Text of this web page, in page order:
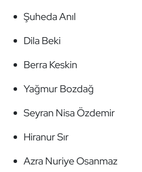
Şuheda Anıl
Dila Beki
Berra Keskin
Yağmur Bozdağ
Seyran Nisa Özdemir
Hiranur Sır
Azra Nuriye Osanmaz
Okçuluk